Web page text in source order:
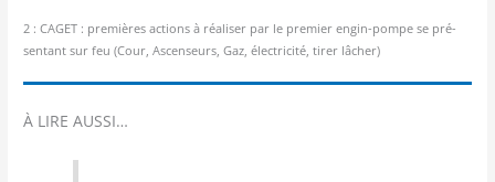
2 : CAGET : pre­mières actions à réa­li­ser par le pre­mier engin-pompe se pré­
sen­tant sur feu (Cour, Ascen­seurs, Gaz, élec­tri­ci­té, tirer lâcher)
À LIRE AUSSI…